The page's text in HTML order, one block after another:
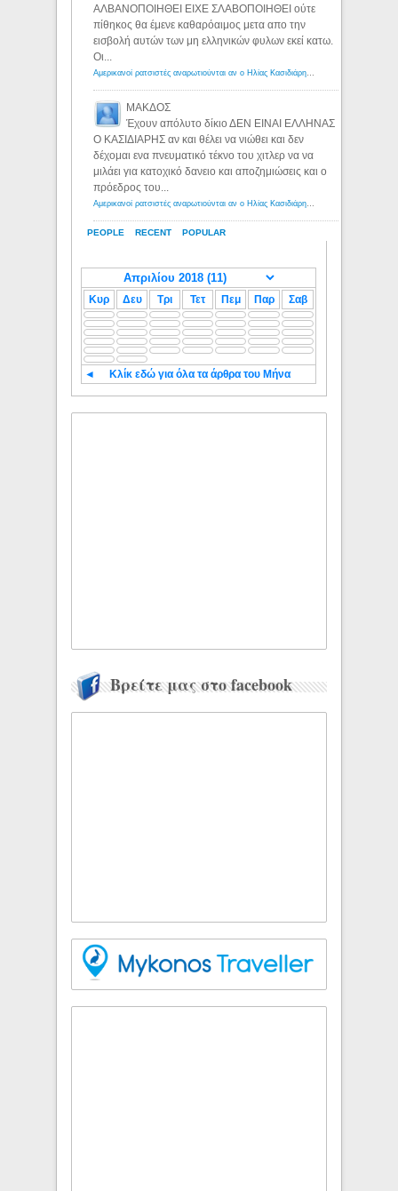
PEOPLE RECENT POPULAR
ΑΛΒΑΝΟΠΟΙΗΘΕΙ ΕΙΧΕ ΣΛΑΒΟΠΟΙΗΘΕΙ ούτε
πίθηκος θα έμενε καθαρόαιμος μετα απο την
εισβολή αυτών των μη ελληνικών φυλων εκεί κατω.
Οι...
ΜΑΚΔΟΣ
Έχουν απόλυτο δίκιο ΔΕΝ ΕΙΝΑΙ ΕΛΛΗΝΑΣ
Ο ΚΑΣΙΔΙΑΡΗΣ αν και θέλει να νιώθει και δεν
δέχομαι ενα πνευματικό τέκνο του χιτλερ να να
μιλάει για κατοχικό δανειο και αποζημιώσεις και ο
πρόεδρος του...
Κυρ Δευ Τρι Τετ Πεμ Παρ Σαβ
◄ Κλίκ εδώ για όλα τα άρθρα του Μήνα
Βρείτε μας στο facebook